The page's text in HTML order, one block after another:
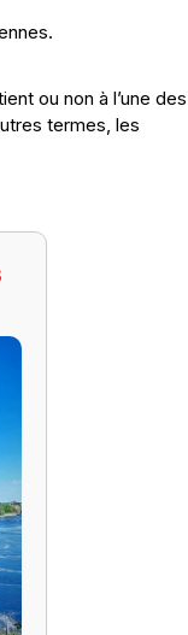
ou non à l’une des
termes, les